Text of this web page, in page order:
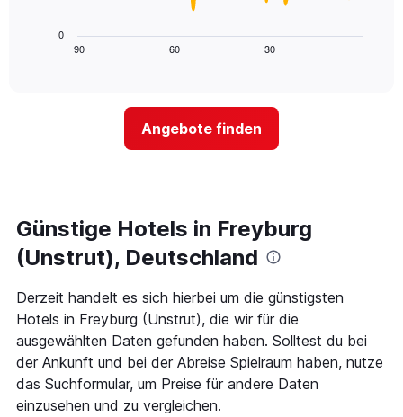
Hotelkategorien
1
Y-
Achse,
den
durchschnittlichen
Zimmerpreis
für
heute
Nacht
in
Diagramm
näher
das
Aufenthaltsdatum
rückt.
Diagramm
hat
1
X-
Achse,
die
die
90 60 30
0
Angebote finden
Günstige Hotels in Freyburg
(Unstrut), Deutschland
Derzeit handelt es sich hierbei um die günstigsten
Hotels in Freyburg (Unstrut), die wir für die
ausgewählten Daten gefunden haben. Solltest du bei
der Ankunft und bei der Abreise Spielraum haben, nutze
das Suchformular, um Preise für andere Daten
einzusehen und zu vergleichen.